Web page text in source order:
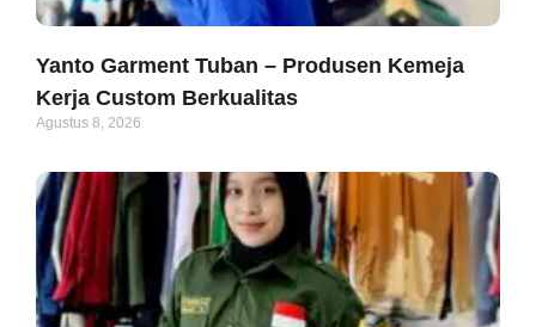
Yanto Garment Tuban – Produsen Kemeja
Kerja Custom Berkualitas
Agustus 8, 2026